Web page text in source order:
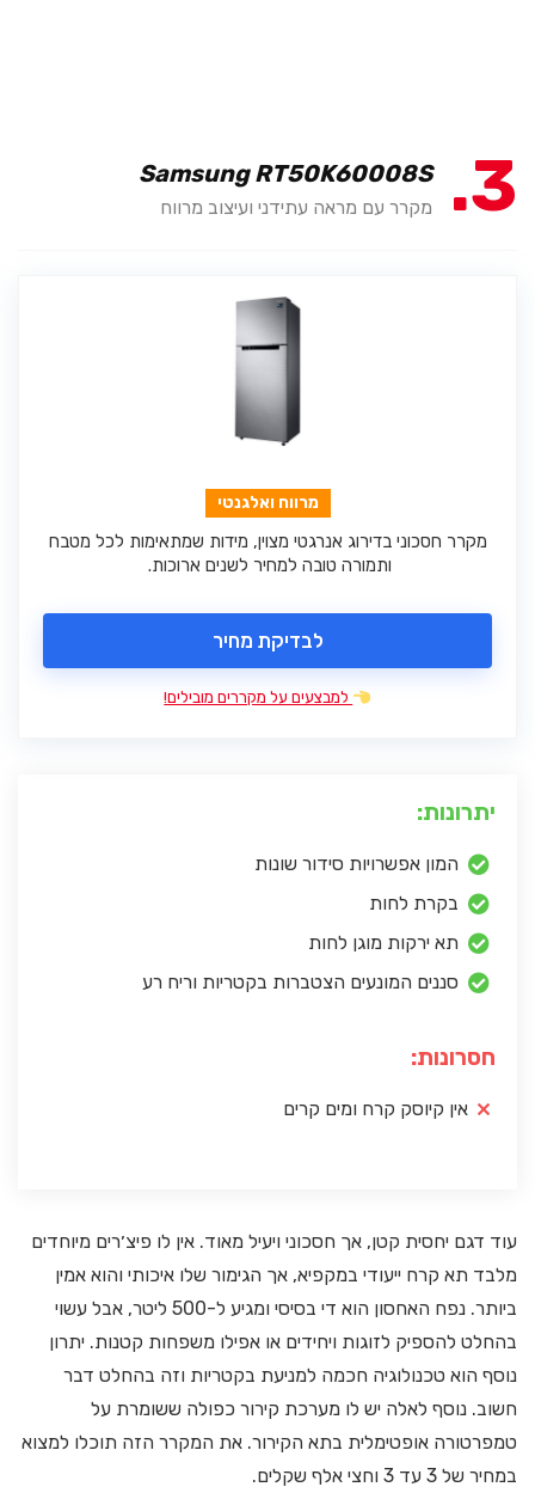
3
Samsung RT50K60008S
מקרר עם מראה עתידני ועיצוב מרווח
מרווח ואלגנטי
מקרר חסכוני בדירוג אנרגטי מצוין, מידות שמתאימות לכל מטבח
ותמורה טובה למחיר לשנים ארוכות.
לבדיקת מחיר
למבצעים על מקררים מובילים!
יתרונות:
המון אפשרויות סידור שונות
בקרת לחות
תא ירקות מוגן לחות
סננים המונעים הצטברות בקטריות וריח רע
חסרונות:
אין קיוסק קרח ומים קרים
עוד דגם יחסית קטן, אך חסכוני ויעיל מאוד. אין לו פיצ׳רים מיוחדים
מלבד תא קרח ייעודי במקפיא, אך הגימור שלו איכותי והוא אמין
ביותר. נפח האחסון הוא די בסיסי ומגיע ל-500 ליטר, אבל עשוי
בהחלט להספיק לזוגות ויחידים או אפילו משפחות קטנות. יתרון
נוסף הוא טכנולוגיה חכמה למניעת בקטריות וזה בהחלט דבר
חשוב. נוסף לאלה יש לו מערכת קירור כפולה ששומרת על
טמפרטורה אופטימלית בתא הקירור. את המקרר הזה תוכלו למצוא
במחיר של 3 עד 3 וחצי אלף שקלים.